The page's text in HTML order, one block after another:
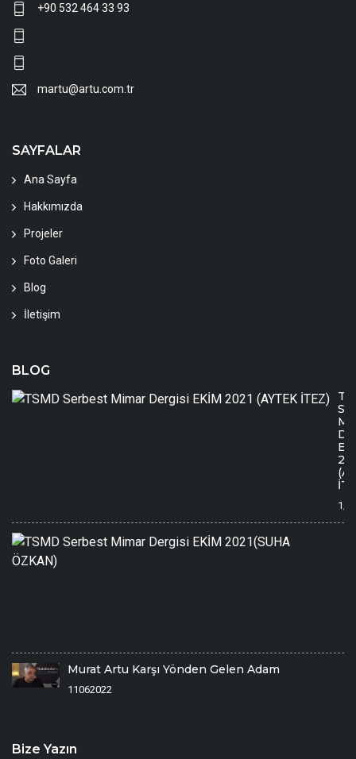
+90 532 464 33 93
martu@artu.com.tr
SAYFALAR
Ana Sayfa
Hakkımızda
Projeler
Foto Galeri
Blog
İletişim
BLOG
1/
Murat Artu Karşı Yönden Gelen Adam
11062022
Bize Yazın